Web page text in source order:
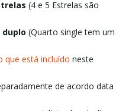
(4 e 5 Estrelas são
(Quarto single tem um
que está incluído neste
de acordo data